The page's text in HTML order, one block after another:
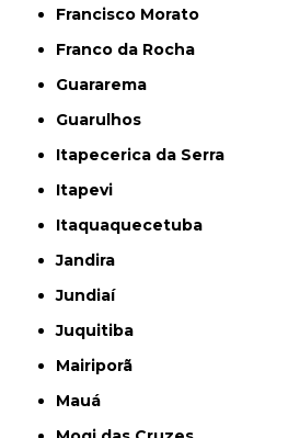
Francisco Morato
Franco da Rocha
Guararema
Guarulhos
Itapecerica da Serra
Itapevi
Itaquaquecetuba
Jandira
Jundiaí
Juquitiba
Mairiporã
Mauá